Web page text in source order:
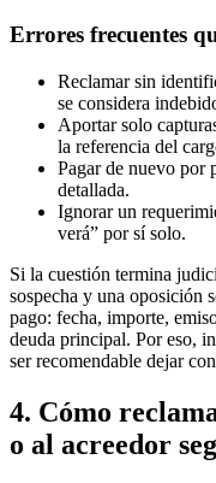
Errores frecuentes
Reclamar sin
se considera
Aportar solo
la referencia del
Pagar de nuevo por
detallada.
Ignorar un
verá” por sí solo.
Si la cuestión termina
sospecha y una oposición
pago: fecha, importe,
deuda principal. Por eso,
ser recomendable dejar
4. Cómo
o al acreedor